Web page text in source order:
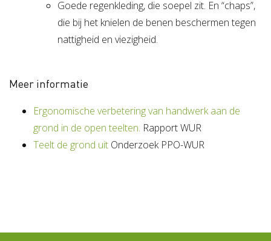
Goede regenkleding, die soepel zit. En “chaps”,
die bij het knielen de benen beschermen tegen
nattigheid en viezigheid.
Meer informatie
Ergonomische verbetering van handwerk aan de
grond in de open teelten. Rapport WUR
Teelt de grond uit Onderzoek PPO-WUR